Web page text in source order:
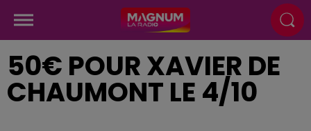
50€ POUR XAVIER DE
CHAUMONT LE 4/10